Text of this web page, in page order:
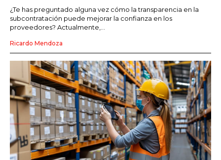
¿Te has preguntado alguna vez cómo la transparencia en la
subcontratación puede mejorar la confianza en los
proveedores? Actualmente,...
Ricardo Mendoza